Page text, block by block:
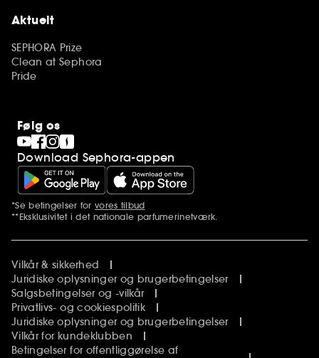
Aktuelt
SEPHORA Prize
Clean at Sephora
Pride
Følg os
Download Sephora-appen
Yderligere bemærkninger
*Se betingelser for vores tilbud
**Eksklusivitet i det nationale parfumerinetværk.
Vilkår & sikkerhed
Juridiske oplysninger og brugerbetingelser
Salgsbetingelser og -vilkår
Privatlivs- og cookiespolitik
Juridiske oplysninger og brugerbetingelser
Vilkår for kundeklubben
Betingelser for offentliggørelse af